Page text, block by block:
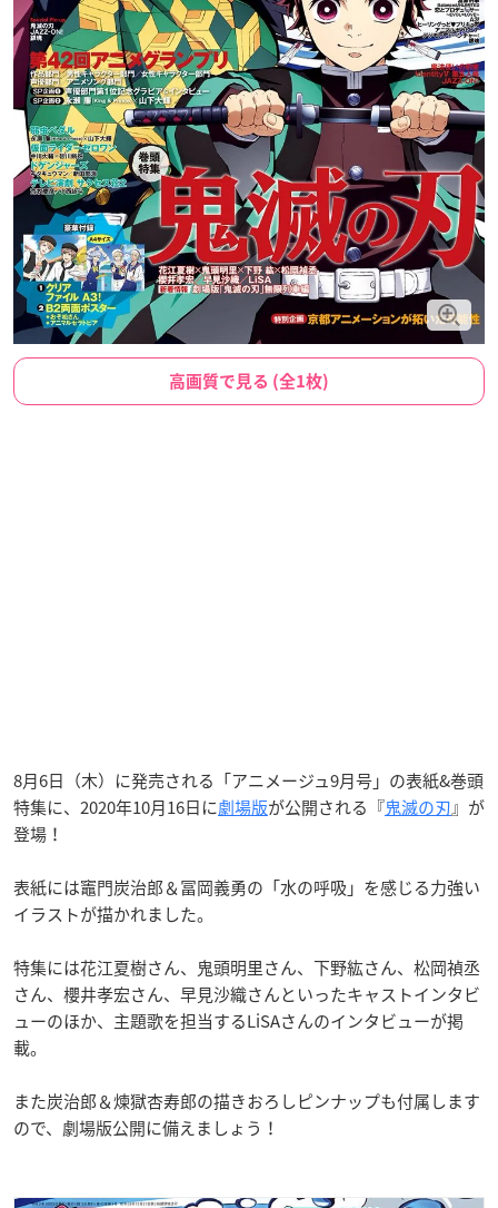
高画質で見る (全1枚)
8月6日（木）に発売される「アニメージュ9月号」の表紙&巻頭
特集に、2020年10月16日に劇場版が公開される『鬼滅の刃』が
登場！
表紙には竈門炭治郎＆冨岡義勇の「水の呼吸」を感じる力強い
イラストが描かれました。
特集には花江夏樹さん、鬼頭明里さん、下野紘さん、松岡禎丞
さん、櫻井孝宏さん、早見沙織さんといったキャストインタビ
ューのほか、主題歌を担当するLiSAさんのインタビューが掲
載。
また炭治郎＆煉獄杏寿郎の描きおろしピンナップも付属します
ので、劇場版公開に備えましょう！